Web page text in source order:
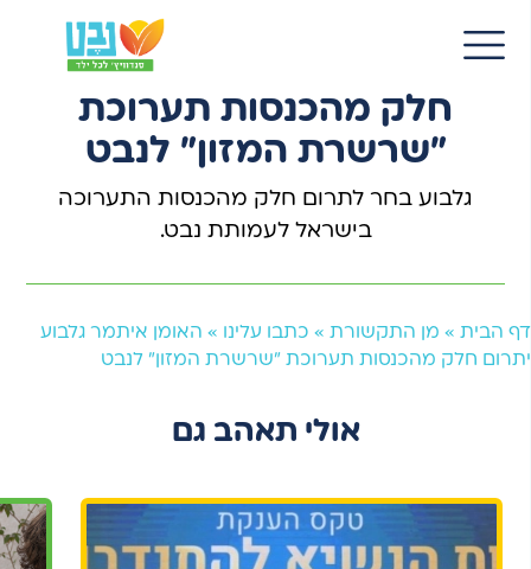
האומן איתמר גלבוע יתרום
חלק מהכנסות תערוכת
"שרשרת המזון" לנבט
גלבוע בחר לתרום חלק מהכנסות התערוכה
בישראל לעמותת נבט.
דף הבית » מן התקשורת » כתבו עלינו » האומן איתמר גלבוע
יתרום חלק מהכנסות תערוכת "שרשרת המזון" לנבט
אולי תאהב גם